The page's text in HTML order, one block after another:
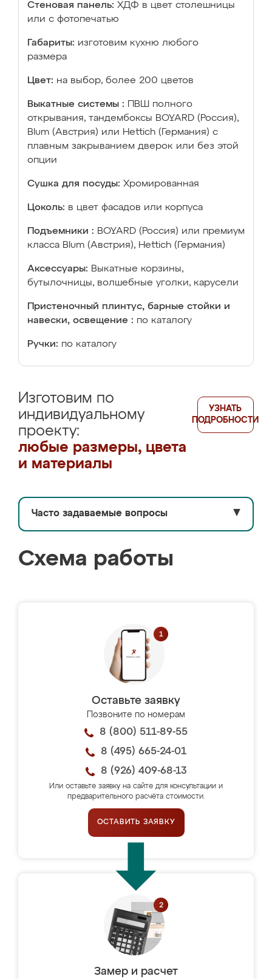
Стеновая панель: ХДФ в цвет столешницы
или с фотопечатью
Габариты: изготовим кухню любого
размера
Цвет: на выбор, более 200 цветов
Выкатные системы :
ПВШ полного
открывания, тандембоксы BOYARD (Россия),
Blum (Австрия) или Hettich (Германия) с
плавным закрыванием дверок или без этой
опции
Сушка для посуды: Хромированная
Цоколь: в цвет фасадов или корпуса
Подъемники : BOYARD (Россия) или премиум
класса Blum (Австрия), Hettich (Германия)
Аксессуары: Выкатные корзины,
бутылочницы, волшебные уголки, карусели
Пристеночный плинтус, барные стойки и
навески, освещение : по каталогу
Ручки: по каталогу
Изготовим по
индивидуальному
проекту:
любые размеры, цвета
и материалы
УЗНАТЬ
ПОДРОБНОСТИ
Часто задаваемые вопросы ▼
Схема работы
Оставьте заявку
Позвоните по номерам
8 (800) 511-89-55
8 (495) 665-24-01
8 (926) 409-68-13
Или оставьте заявку на сайте для консультации и
предварительного расчёта стоимости.
ОСТАВИТЬ ЗАЯВКУ
Замер и расчет